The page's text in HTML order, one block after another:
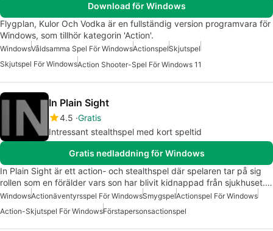
Download för Windows
Flygplan, Kulor Och Vodka är en fullständig version programvara för
Windows, som tillhör kategorin 'Action'.
WindowsVåldsamma Spel För WindowsActionspelSkjutspel
Skjutspel För WindowsAction Shooter-Spel För Windows 11
In Plain Sight
4.5 Gratis
Intressant stealthspel med kort speltid
Gratis nedladdning för Windows
In Plain Sight är ett action- och stealthspel där spelaren tar på sig
rollen som en förälder vars son har blivit kidnappad från sjukhuset.…
WindowsActionäventyrsspel För WindowsSmygspelActionspel För Windows
Action-Skjutspel För WindowsFörstapersonsactionspel